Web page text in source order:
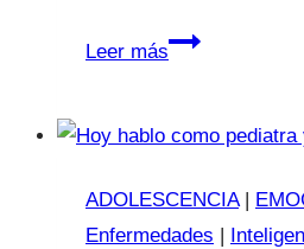
Leer másAlerta
queso
ADOLESCENCIA|
Enfermedades